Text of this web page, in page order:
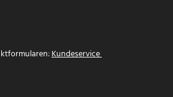
Kundeservice